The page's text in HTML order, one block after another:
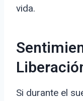
vida.
Si durante el